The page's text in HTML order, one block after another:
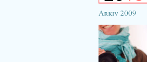
Arkiv 2009